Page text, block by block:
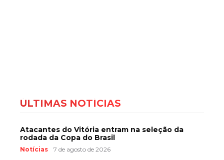
ÚLTIMAS NOTÍCIAS
Atacantes do Vitória entram na seleção da
rodada da Copa do Brasil
Notícias 7 de agosto de 2026